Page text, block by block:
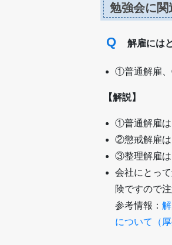
勉強会に関
Q 解雇には
①普通解雇、
【解説】
①普通解雇は
②懲戒解雇は
③整理解雇は
会社にとっ
険ですので
参考情報：
について（厚